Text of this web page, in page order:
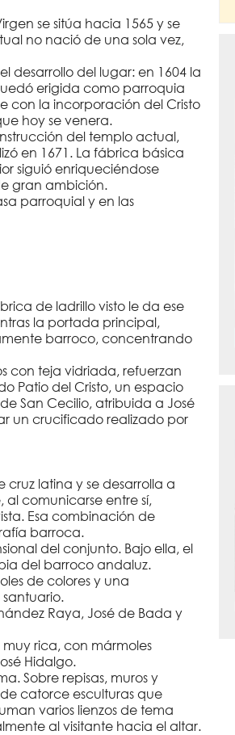
se sitúa hacia 1565 y se
no nació de una sola vez,
desarrollo del lugar: en 1604 la
erigida como parroquia
con la incorporación del Cristo
hoy se venera.
del templo actual,
en 1671. La fábrica básica
siguió enriqueciéndose
gran ambición.
parroquial y en las
de ladrillo visto le da ese
la portada principal,
barroco, concentrando
con teja vidriada, refuerzan
Patio del Cristo, un espacio
San Cecilio, atribuida a José
un crucificado realizado por
latina y se desarrolla a
comunicarse entre sí,
Esa combinación de
barroca.
del conjunto. Bajo ella, el
del barroco andaluz.
de colores y una
Raya, José de Bada y
rica, con mármoles
Hidalgo.
Sobre repisas, muros y
catorce esculturas que
varios lienzos de tema
al visitante hacia el altar.